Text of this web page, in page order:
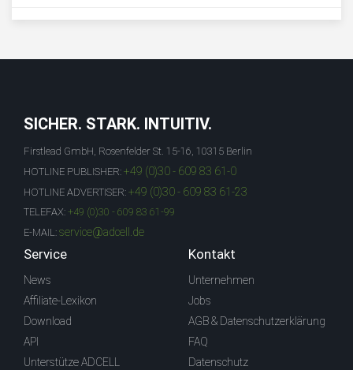
SICHER. STARK. INTUITIV.
Firstlead GmbH, Rosenfelder St. 15-16, 10315 Berlin
HOTLINE PUBLISHER: +49 (0)30 - 609 83 61-0
HOTLINE ADVERTISER: +49 (0)30 - 609 83 61-23
TELEFAX: +49 (0)30 - 609 83 61-99
E-MAIL: service@adcell.de
Service
News
Affiliate-Lexikon
Download
API
Unterstütze ADCELL
Kontakt
Unternehmen
Jobs
AGB & Datenschutzerklärung
FAQ
Datenschutz